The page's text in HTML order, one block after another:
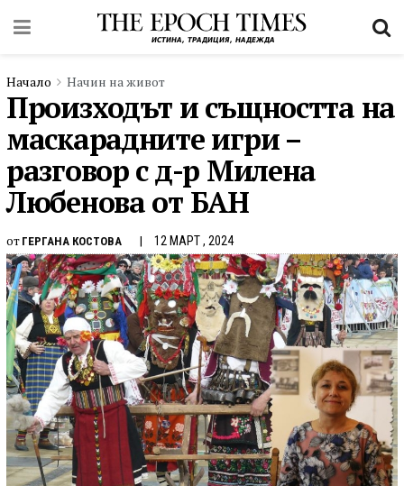
Начало Начин на живот
Произходът и същността на
маскарадните игри –
разговор с д-р Милена
Любенова от БАН
от ГЕРГАНА КОСТОВА 12 МАРТ , 2024